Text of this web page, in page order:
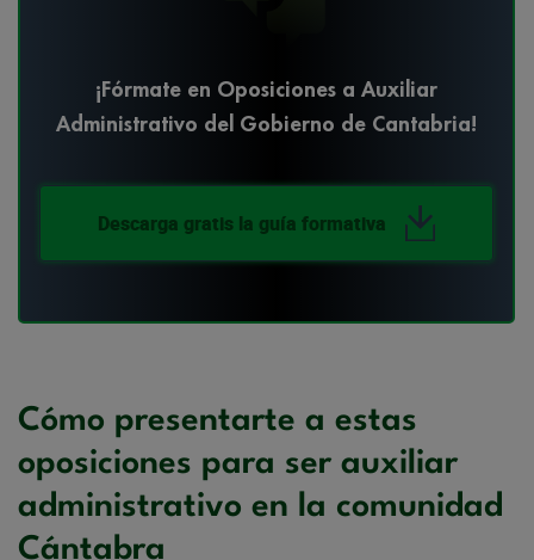
¡Fórmate en Oposiciones a Auxiliar
Administrativo del Gobierno de Cantabria!
Descarga gratis la guía formativa
Cómo presentarte a estas
oposiciones para ser auxiliar
administrativo en la comunidad
Cántabra